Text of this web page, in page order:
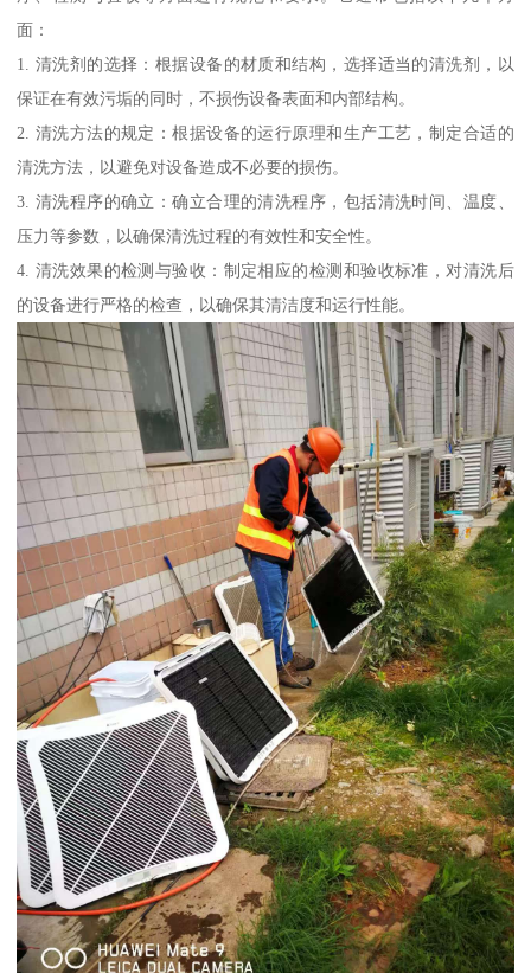
面：
1. 清洗剂的选择：根据设备的材质和结构，选择适当的清洗剂，以
保证在有效污垢的同时，不损伤设备表面和内部结构。
2. 清洗方法的规定：根据设备的运行原理和生产工艺，制定合适的
清洗方法，以避免对设备造成不必要的损伤。
3. 清洗程序的确立：确立合理的清洗程序，包括清洗时间、温度、
压力等参数，以确保清洗过程的有效性和安全性。
4. 清洗效果的检测与验收：制定相应的检测和验收标准，对清洗后
的设备进行严格的检查，以确保其清洁度和运行性能。